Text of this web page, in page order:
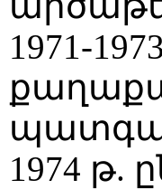
1971-
1974 թ.